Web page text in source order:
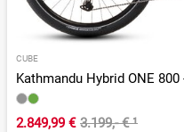
CUBE
2.849,99 € 3.199,- €¹